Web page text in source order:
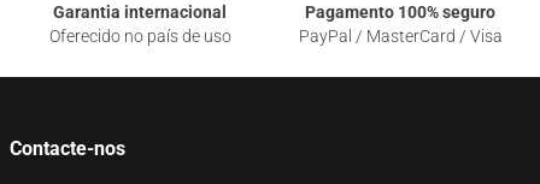
Garantia internacional
Oferecido no país de uso
Pagamento 100% seguro
PayPal / MasterCard / Visa
Contacte-nos